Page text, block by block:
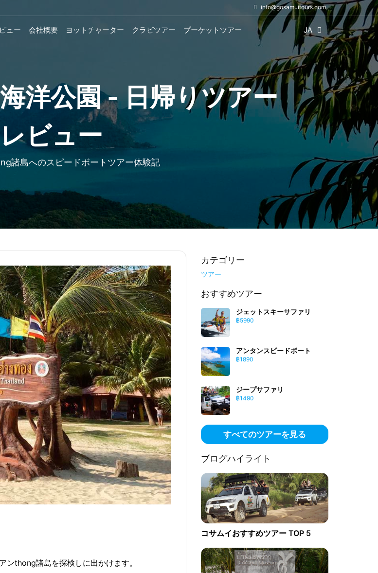
info@gosamuitours.com
ュー 会社概要 ヨットチャーター クラビツアー プーケットツアー JA
洋公園 - 日帰りツアー
レビュー
諸島へのスピードボートツアー体験記
ンthong諸島を探検しに出かけます。
カテゴリー
ツアー
おすすめツアー
ジェットスキーサファリ
฿5990
アンタンスピードボート
฿1890
ジープサファリ
฿1490
すべてのツアーを見る
ブログハイライト
コサムイおすすめツアー TOP 5